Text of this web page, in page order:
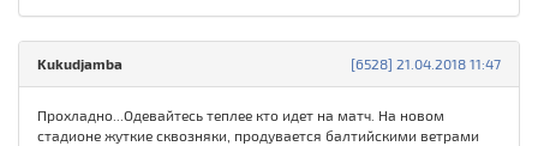
[6528] 21.04.2018 11:47
Kukudjamba
Прохладно...Одевайтесь теплее кто идет на матч. На новом
стадионе жуткие сквозняки, продувается балтийскими ветрами